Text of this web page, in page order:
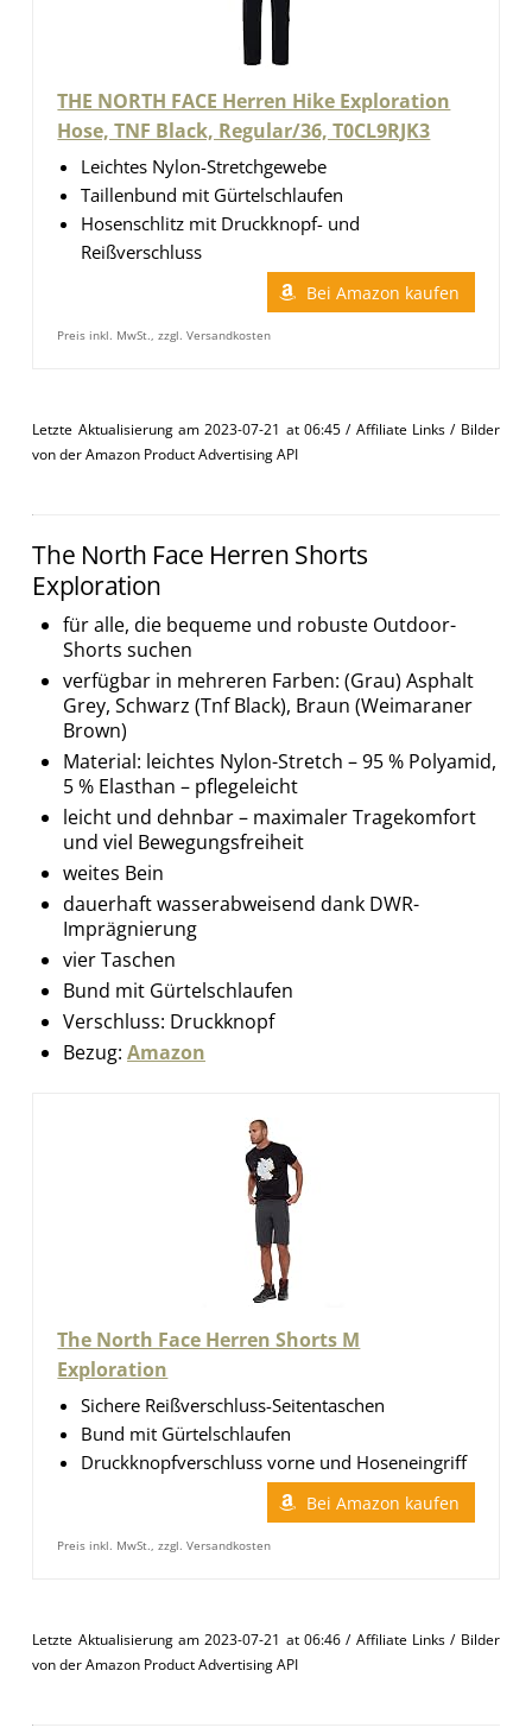
THE NORTH FACE Herren Hike Exploration
Hose, TNF Black, Regular/36, T0CL9RJK3
Leichtes Nylon-Stretchgewebe
Taillenbund mit Gürtelschlaufen
Hosenschlitz mit Druckknopf- und
Reißverschluss
Bei Amazon kaufen
Preis inkl. MwSt., zzgl. Versandkosten
Letzte Aktualisierung am 2023-07-21 at 06:45 / Affiliate Links / Bilder
von der Amazon Product Advertising API
The North Face Herren Shorts
Exploration
für alle, die bequeme und robuste Outdoor-
Shorts suchen
verfügbar in mehreren Farben: (Grau) Asphalt
Grey, Schwarz (Tnf Black), Braun (Weimaraner
Brown)
Material: leichtes Nylon-Stretch – 95 % Polyamid,
5 % Elasthan – pflegeleicht
leicht und dehnbar – maximaler Tragekomfort
und viel Bewegungsfreiheit
weites Bein
dauerhaft wasserabweisend dank DWR-
Imprägnierung
vier Taschen
Bund mit Gürtelschlaufen
Verschluss: Druckknopf
Bezug: Amazon
The North Face Herren Shorts M
Exploration
Sichere Reißverschluss-Seitentaschen
Bund mit Gürtelschlaufen
Druckknopfverschluss vorne und Hoseneingriff
Bei Amazon kaufen
Preis inkl. MwSt., zzgl. Versandkosten
Letzte Aktualisierung am 2023-07-21 at 06:46 / Affiliate Links / Bilder
von der Amazon Product Advertising API